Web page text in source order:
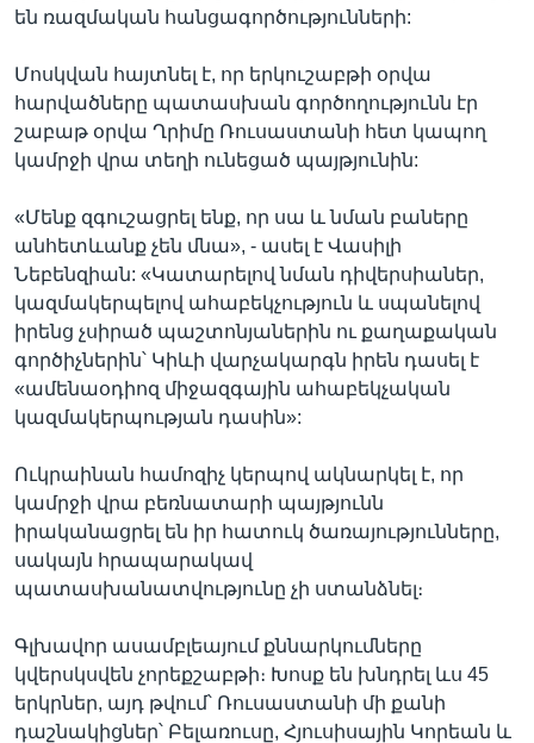
են ռազմական հանցագործությունների:
Մոսկվան հայտնել է, որ երկուշաբթի օրվա
հարվածները պատասխան գործողությունն էր
շաբաթ օրվա Ղրիմը Ռուսաստանի հետ կապող
կամրջի վրա տեղի ունեցած պայթյունին:
«Մենք զգուշացրել ենք, որ սա և նման բաները
անհետևանք չեն մնա», - ասել է Վասիլի
Նեբենզիան: «Կատարելով նման դիվերսիաներ,
կազմակերպելով ահաբեկչություն և սպանելով
իրենց չսիրած պաշտոնյաներին ու քաղաքական
գործիչներին՝ Կիևի վարչակարգն իրեն դասել է
«ամենաօդիոզ միջազգային ահաբեկչական
կազմակերպության դասին»:
Ուկրաինան համոզիչ կերպով ակնարկել է, որ
կամրջի վրա բեռնատարի պայթյունն
իրականացրել են իր հատուկ ծառայությունները,
սակայն հրապարակավ
պատասխանատվությունը չի ստանձնել։
Գլխավոր ասամբլեայում քննարկումները
կվերսկսվեն չորեքշաբթի։ Խոսք են խնդրել ևս 45
երկրներ, այդ թվում՝ Ռուսաստանի մի քանի
դաշնակիցներ՝ Բելառուսը, Հյուսիսային Կորեան և